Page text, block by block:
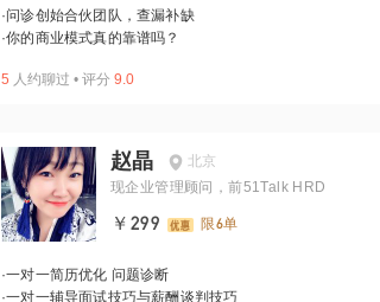
·问诊创始合伙团队，查漏补缺
·你的商业模式真的靠谱吗？
5 人约聊过 • 评分 9.0
赵晶
北京
现企业管理顾问，前51Talk HRD
￥299 限6单
·一对一简历优化 问题诊断
·一对一辅导面试技巧与薪酬谈判技巧